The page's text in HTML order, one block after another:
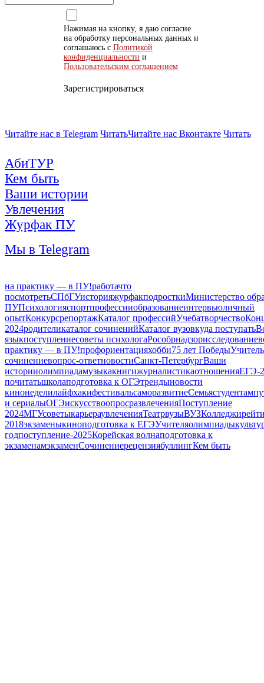
Нажимая на кнопку, я даю согласие
на обработку персональных данных и
соглашаюсь с Политикой
конфиденциальности и
Пользовательским соглашением
Зарегистрироваться
Читайте нас в Telegram ЧитатьЧитайте нас Вконтакте Читать
АбиТУР
Кем быть
Ваши истории
Увлечения
Журфак ПУ
Мы в Telegram
на практику — в ПУ!работачто
посмотретьСПбГУисторияжурфакподросткиМинистерство
ПУПсихологияспортпрофессииобразованиеинтервьюличный
опытКонкурсрепортажКаталог профессийУчебатворчество
2024родителикаталог сочиненийКаталог вузовкуда поступать
языкпоступлениесоветы психологаРособрнадзорисследование
практику — в ПУ!профориентацияхобби75 лет ПобедыУчитель
сочинениевопрос-ответновостиСанкт-ПетербургВаши
историиолимпиадамузыкакнигижурналистикаотношенияЕГЭ-
почитатьшколаподготовка к ОГЭтрендыновости
кинонеделилайфхакифестивальсаморазвитиеСемьястудентам
и сериалыОГЭискусствоопросразвлеченияПоступление
2024МГУсоветыкарьераувлеченияТеатрвузыВУЗКолледжи
2018экзаменыкиноподготовка к ЕГЭУчителяолимпиады
годпоступление-2025Корейская волнаподготовка к
экзаменамэкзаменСочинениерецензиябуллингКем быть